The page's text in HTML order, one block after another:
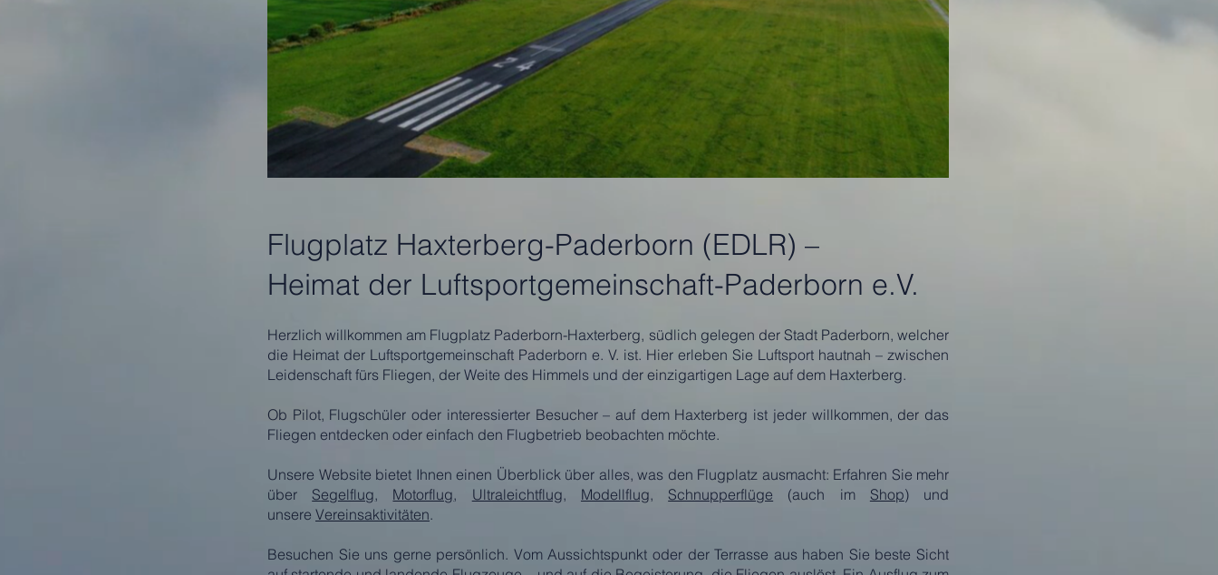
Flugplatz Haxterberg-Paderborn (EDLR) –
Heimat der Luftsportgemeinschaft-Paderborn e.V.
Herzlich willkommen am Flugplatz Paderborn-Haxterberg, südlich gelegen der Stadt Paderborn, welcher
die Heimat der Luftsportgemeinschaft Paderborn e. V. ist. Hier erleben Sie Luftsport hautnah – zwischen
Leidenschaft fürs Fliegen, der Weite des Himmels und der einzigartigen Lage auf dem Haxterberg.
Ob Pilot, Flugschüler oder interessierter Besucher – auf dem Haxterberg ist jeder willkommen, der das
Fliegen entdecken oder einfach den Flugbetrieb beobachten möchte.
Unsere Website bietet Ihnen einen Überblick über alles, was den Flugplatz ausmacht: Erfahren Sie mehr
über Segelflug, Motorflug, Ultraleichtflug, Modellflug,Schnupperflüge (auch im Shop) und
unsere Vereinsaktivitäten.
Besuchen Sie uns gerne persönlich. Vom Aussichtspunkt oder der Terrasse aus haben Sie beste Sicht